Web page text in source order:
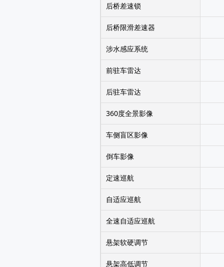
后桥差速锁
后桥限滑差速器
涉水感应系统
前驻车雷达
后驻车雷达
360度全景影像
车侧盲区影像
倒车影像
定速巡航
自适应巡航
全速自适应巡航
悬架软硬调节
悬架高低调节